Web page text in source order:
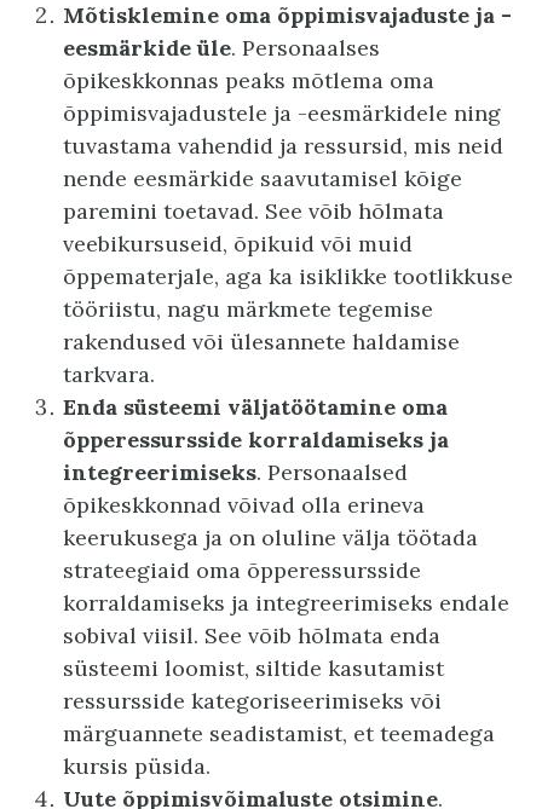
Mõtisklemine oma õppimisvajaduste ja -
eesmärkide üle. Personaalses
õpikeskkonnas peaks mõtlema oma
õppimisvajadustele ja -eesmärkidele ning
tuvastama vahendid ja ressursid, mis neid
nende eesmärkide saavutamisel kõige
paremini toetavad. See võib hõlmata
veebikursuseid, õpikuid või muid
õppematerjale, aga ka isiklikke tootlikkuse
tööriistu, nagu märkmete tegemise
rakendused või ülesannete haldamise
tarkvara.
Enda süsteemi väljatöötamine oma
õpperessursside korraldamiseks ja
integreerimiseks. Personaalsed
õpikeskkonnad võivad olla erineva
keerukusega ja on oluline välja töötada
strateegiaid oma õpperessursside
korraldamiseks ja integreerimiseks endale
sobival viisil. See võib hõlmata enda
süsteemi loomist, siltide kasutamist
ressursside kategoriseerimiseks või
märguannete seadistamist, et teemadega
kursis püsida.
Uute õppimisvõimaluste otsimine.